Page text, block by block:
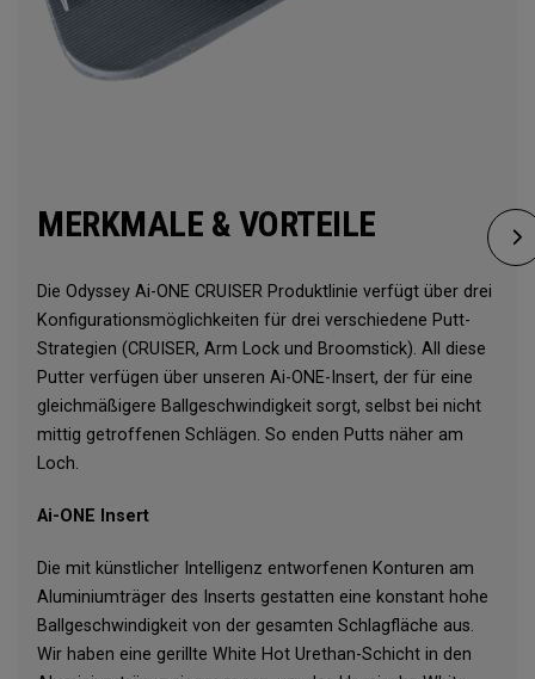
MERKMALE & VORTEILE
Die Odyssey Ai-ONE CRUISER Produktlinie verfügt über drei
Konfigurationsmöglichkeiten für drei verschiedene Putt-
Strategien (CRUISER, Arm Lock und Broomstick). All diese
Putter verfügen über unseren Ai-ONE-Insert, der für eine
gleichmäßigere Ballgeschwindigkeit sorgt, selbst bei nicht
mittig getroffenen Schlägen. So enden Putts näher am
Loch.
Ai-ONE Insert
Die mit künstlicher Intelligenz entworfenen Konturen am
Aluminiumträger des Inserts gestatten eine konstant hohe
Ballgeschwindigkeit von der gesamten Schlagfläche aus.
Wir haben eine gerillte White Hot Urethan-Schicht in den